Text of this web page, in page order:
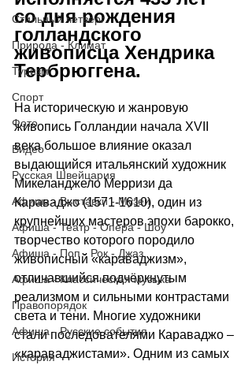
Стильный четверг
Природа - Климат
Туризм
Спорт
Фото
Видео
Русская Швейцария
Афиша - Выставки - Музеи
Афиша - Театр - Опера - Шоу
Афиша - Поп - Рок - Джаз
Афиша - Классическая музыка
Правопорядок
Афиша - Русские события
История
со дня рождения
голландского
живописца Хендрика
Тербрюггена.
На историческую и жанровую
живопись Голландии начала XVII
века большое влияние оказал
выдающийся итальянский художник
Микеланджело Мерризи да
Караваджо (1571-1610), один из
крупнейших мастеров эпохи барокко,
творчество которого породило
живописный «караваджизм»,
отличавшийся подчёркнутым
реализмом и сильными контрастами
света и тени. Многие художники
стали последователями Караваджо –
«караваджистами». Одним из самых